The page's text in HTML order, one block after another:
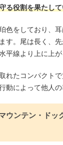
る役割を果たし
色をしており、
す。​尾は長く、
平線より上に上が
れたコンパクトで
動によって他人の
ウンテン・ドッ